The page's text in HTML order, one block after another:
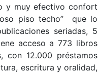
y muy efectivo confort
piso techo” que lo
seriadas, 5
acceso a 773 libros
con 12.000 préstamos
escritura y oralidad,